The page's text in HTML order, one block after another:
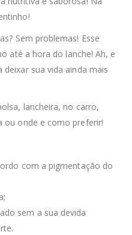
Sem problemas! Esse
até a hora do lanche! Ah, e
sua vida ainda mais
lancheira, no carro,
ou onde e como preferir!
com a pigmentação do
sem a sua devida